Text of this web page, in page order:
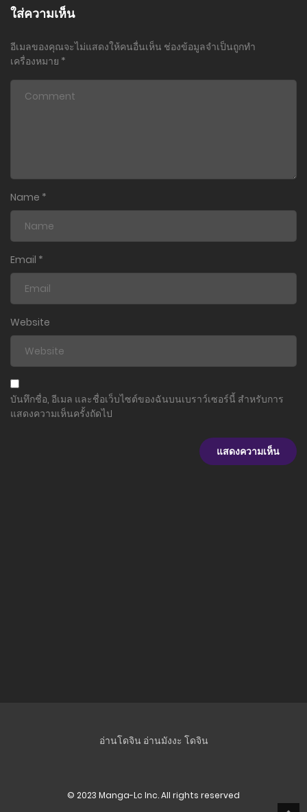
29 มกราคม 2025
29 มกราคม 2025
ตอนที่ 228
ตอนที่ 227
8 กุมภาพันธ์ 2024
ตอนที่ 226
28 พฤศจิกายน 2023
ตอนที่ 225
3 พฤศจิกายน 2023
ตอนที่ 224
1 พฤศจิกายน 2023
24 กุมภาพันธ์ 2024
ใส่ความเห็น
อีเมลของคุณจะไม่แสดงให้คนอื่นเห็น ช่องข้อมูลจำเป็นถูกทำ
เครื่องหมาย *
Name *
Email *
Website
บันทึกชื่อ, อีเมล และชื่อเว็บไซต์ของฉันบนเบราว์เซอร์นี้ สำหรับการ
แสดงความเห็นครั้งถัดไป
อ่านโดจิน อ่านมังงะ โดจิน
© 2023 Manga-Lc Inc. All rights reserved